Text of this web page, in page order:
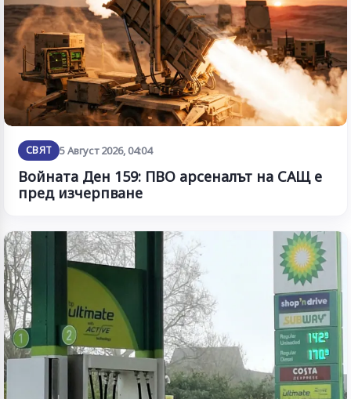
СВЯТ 5 Август 2026, 04:04
Войната Ден 159: ПВО арсеналът на САЩ е
пред изчерпване